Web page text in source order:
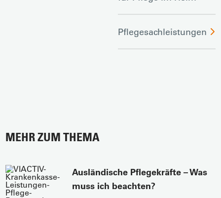
Pflegesachleistungen
MEHR ZUM THEMA
Ausländische Pflegekräfte – Was
muss ich beachten?